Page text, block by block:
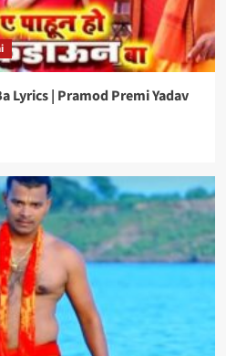
Lyrics | Pramod Premi Yadav